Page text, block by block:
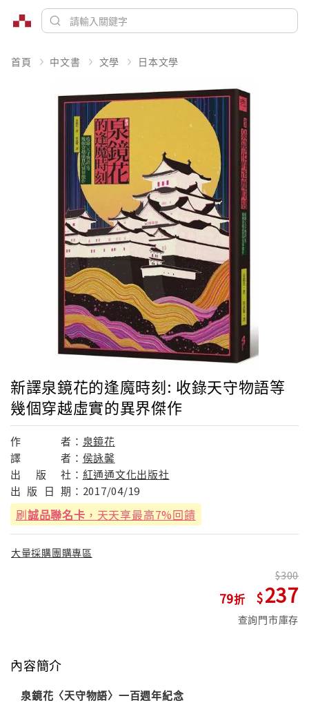
首頁 中文書 文學 日本文學
新譯泉鏡花的逢魔時刻: 收錄天守物語等
幾個穿越虛實的異界傑作
作 者： 泉鏡花
譯
者： 侯詠馨
出
版 社： 紅通通文化出版社
出 版 日 期： 2017/04/19
刷誠品聯名卡 ，天天享最高7%回饋
大量採購團購專區
79
300
237
查詢門市庫存
內容簡介
泉鏡花〈天守物語〉一百週年紀念